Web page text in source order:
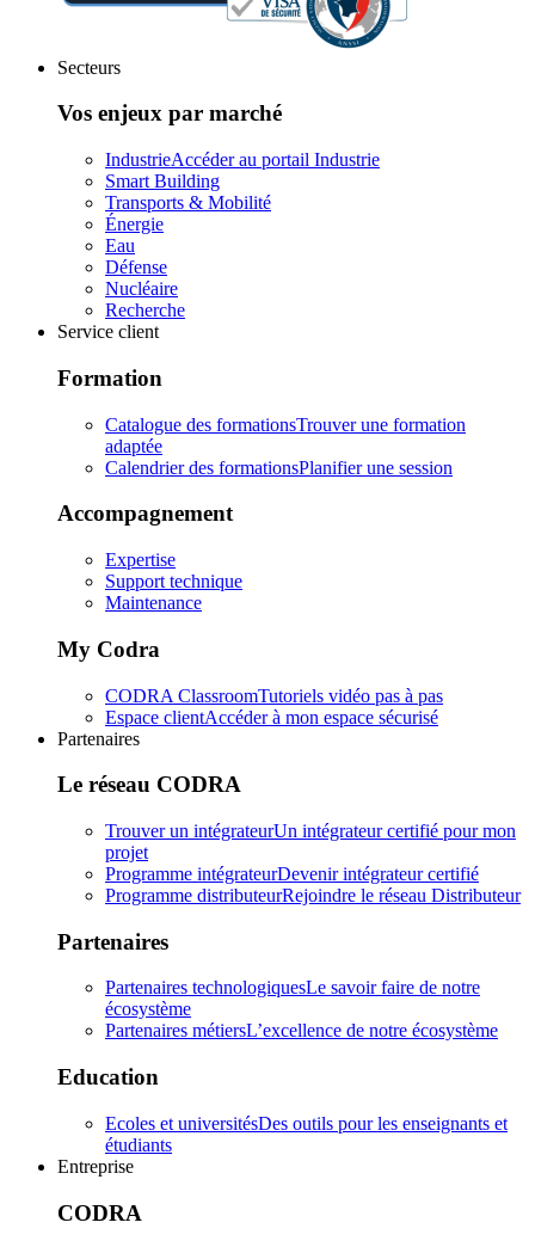
Secteurs
Vos enjeux par marché
IndustrieAccéder au portail Industrie
Smart Building
Transports & Mobilité
Énergie
Eau
Défense
Nucléaire
Recherche
Service client
Formation
Catalogue des formationsTrouver une formation
adaptée
Calendrier des formationsPlanifier une session
Accompagnement
Expertise
Support technique
Maintenance
My Codra
CODRA ClassroomTutoriels vidéo pas à pas
Espace clientAccéder à mon espace sécurisé
Partenaires
Le réseau CODRA
Trouver un intégrateurUn intégrateur certifié pour mon
projet
Programme intégrateurDevenir intégrateur certifié
Programme distributeurRejoindre le réseau Distributeur
Partenaires
Partenaires technologiquesLe savoir faire de notre
écosystème
Partenaires métiersL’excellence de notre écosystème
Education
Ecoles et universitésDes outils pour les enseignants et
étudiants
Entreprise
CODRA